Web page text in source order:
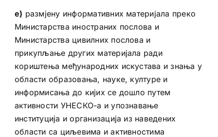
е) размјену информативних материјала преко
Министарства иностраних послова и
Министарства цивилних послова и
прикупљање других материјала ради
кориштења међународних искустава и знања у
области образовања, науке, културе и
информисања до кијих се дошло путем
активности УНЕСКО-а и упознавање
институција и организација из наведених
области са циљевима и активностима